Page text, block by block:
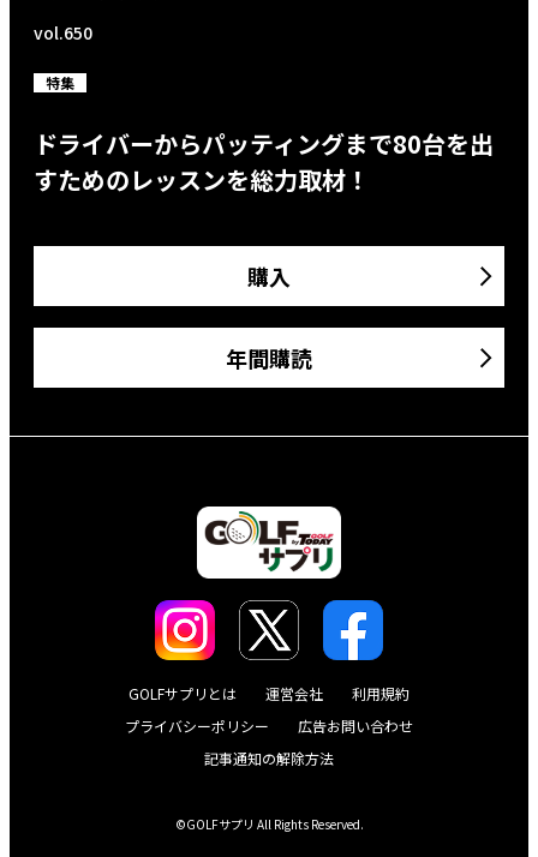
vol.650
特集
ドライバーからパッティングまで80台を出
すためのレッスンを総力取材！
購入
年間購読
GOLFサプリとは 運営会社
利用規約
プライバシーポリシー
広告お問い合わせ
記事通知の解除方法
©GOLFサプリ All Rights Reserved.